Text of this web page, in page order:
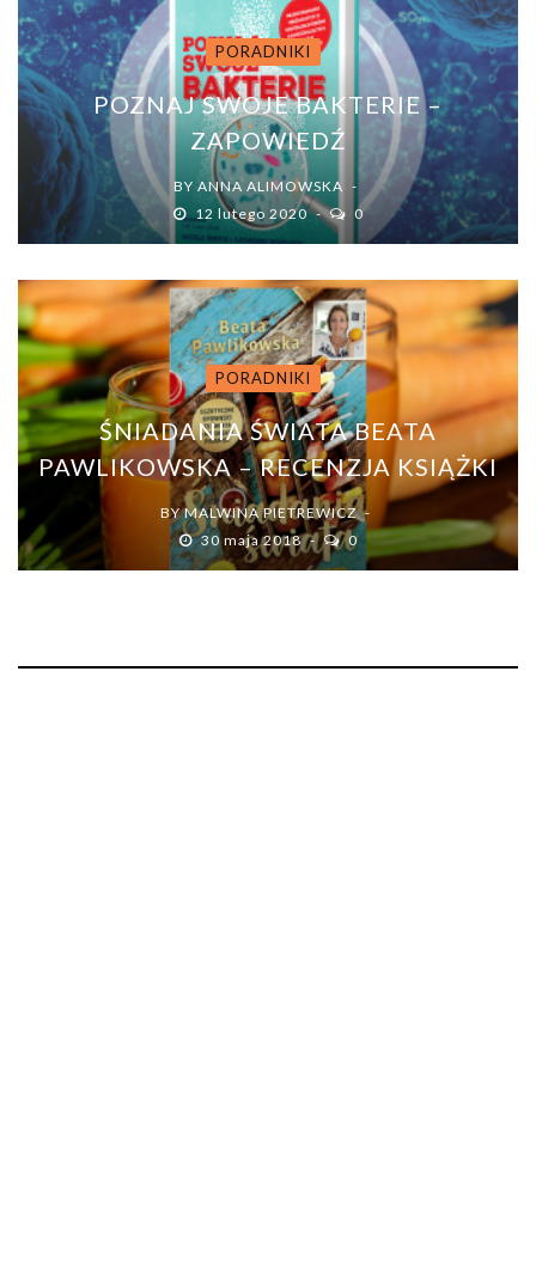
PORADNIKI
POZNAJ SWOJE BAKTERIE –
ZAPOWIEDŹ
BY ANNA ALIMOWSKA
12 lutego 2020
0
PORADNIKI
ŚNIADANIA ŚWIATA BEATA
PAWLIKOWSKA – RECENZJA KSIĄŻKI
BYMALWINA PIETREWICZ
30 maja 2018
0